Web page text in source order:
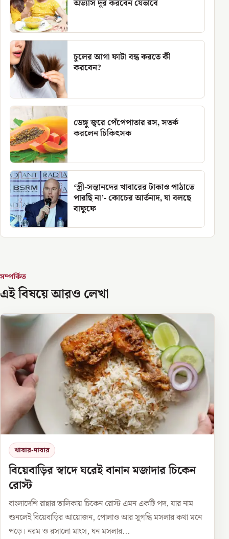
অভ্যাস দূর করবেন যেভাবে
চুলের আগা ফাটা বন্ধ করতে কী
করবেন?
ডেঙ্গু জ্বরে পেঁপেপাতার রস, সতর্ক
করলেন চিকিৎসক
‘স্ত্রী-সন্তানদের খাবারের টাকাও পাঠাতে
পারছি না’- কোচের আর্তনাদ, যা বলছে
বাফুফে
সম্পর্কিত
এই বিষয়ে আরও লেখা
খাবার-দাবার
বিয়েবাড়ির স্বাদে ঘরেই বানান মজাদার চিকেন
রোস্ট
বাংলাদেশি রান্নার তালিকায় চিকেন রোস্ট এমন একটি পদ, যার নাম
শুনলেই বিয়েবাড়ির আয়োজন, পোলাও আর সুগন্ধি মসলার কথা মনে
পড়ে। নরম ও রসালো মাংস, ঘন মসলার...